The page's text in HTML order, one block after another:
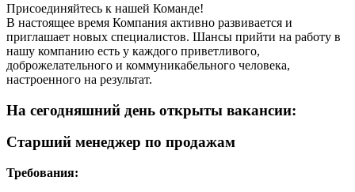
Присоединяйтесь к нашей Команде!
В настоящее время Компания активно развивается и
приглашает новых специалистов. Шансы прийти на работу в
нашу компанию есть у каждого приветливого,
доброжелательного и коммуникабельного человека,
настроенного на результат.
На сегодняшний день открыты вакансии:
Старший менеджер по продажам
Требования: